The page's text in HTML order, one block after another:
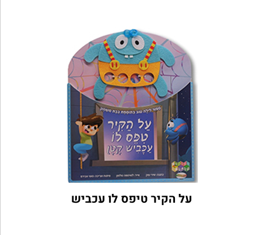
על הקיר טיפס לו עכביש